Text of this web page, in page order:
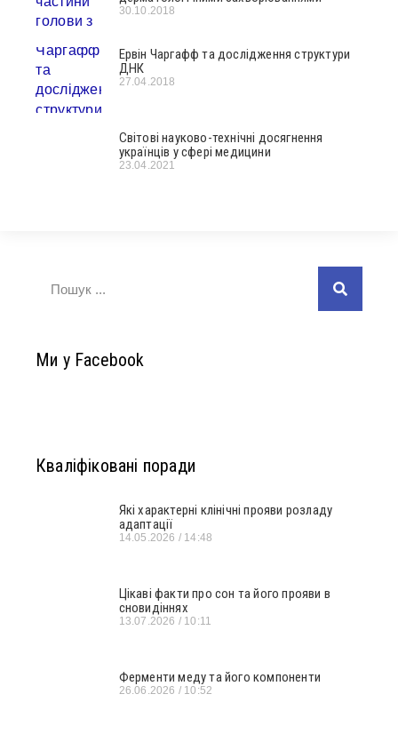
30.10.2018
Ервін Чаргафф та дослідження структури
ДНК
27.04.2018
Світові науково-технічні досягнення
українців у сфері медицини
23.04.2021
Ми у Facebook
Кваліфіковані поради
Які характерні клінічні прояви розладу
адаптації
14.05.2026 14:48
Цікаві факти про сон та його прояви в
сновидіннях
13.07.2026 10:11
Ферменти меду та його компоненти
26.06.2026 10:52